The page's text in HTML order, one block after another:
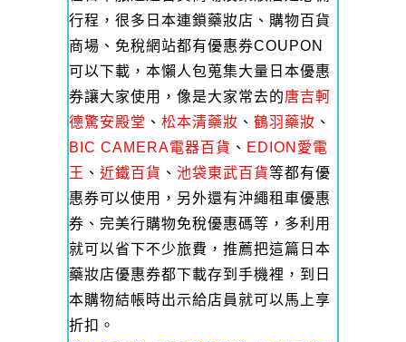
行程，很多日本連鎖藥妝店、購物百貨
商場、免稅網站都有優惠券COUPON
可以下載，本懶人包蒐集大量日本優惠
券讓大家使用，像是大家常去的唐吉軻
德驚安殿堂 、 松本清藥妝 、 鶴羽藥妝 、
BIC CAMERA電器百貨 、 EDION愛電
王 、 近鐵百貨 、 池袋東武百貨等都有優
惠券可以使用，另外還有沖繩租車優惠
券、完美行購物免稅優惠碼等，多利用
就可以省下不少旅費，推薦把這篇日本
藥妝店優惠券都下載存到手機裡，到日
本購物結帳時出示給店員就可以馬上享
折扣。